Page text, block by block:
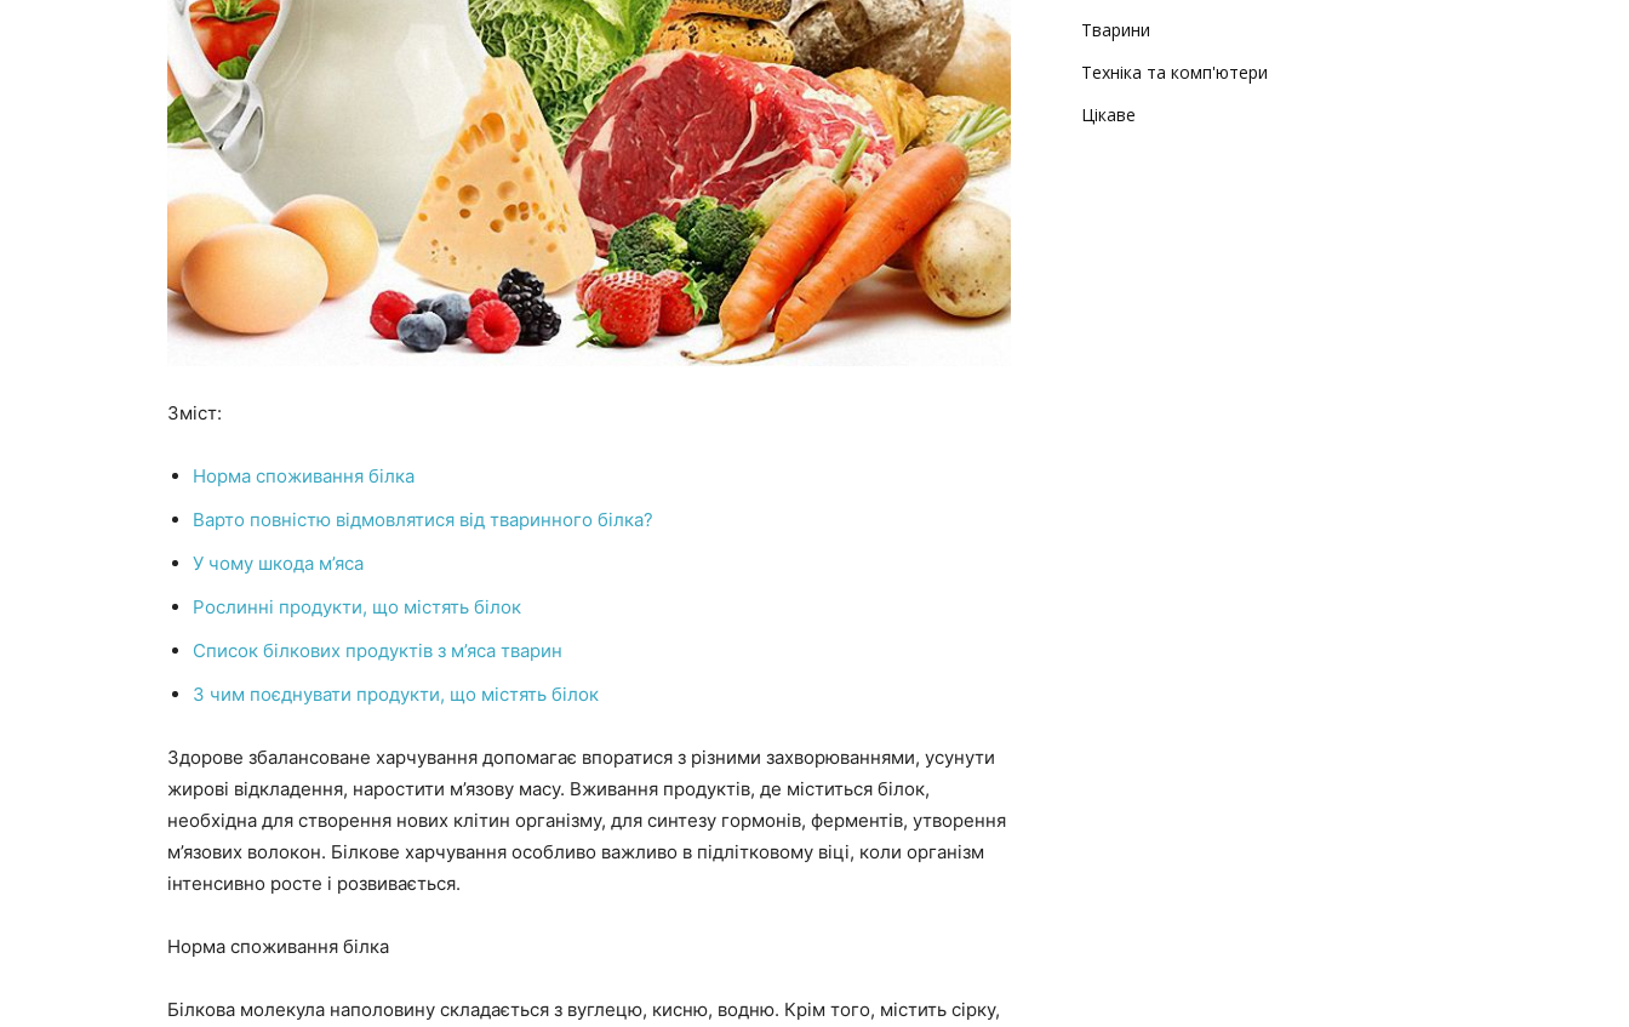
Зміст:
Норма споживання білка
Варто повністю відмовлятися від тваринного білка?
У чому шкода м’яса
Рослинні продукти, що містять білок
Список білкових продуктів з м’яса тварин
З чим поєднувати продукти, що містять білок
Здорове збалансоване харчування допомагає впоратися з різними захворюваннями, усунути
жирові відкладення, наростити м’язову масу. Вживання продуктів, де міститься білок,
необхідна для створення нових клітин організму, для синтезу гормонів, ферментів, утворення
м’язових волокон. Білкове харчування особливо важливо в підлітковому віці, коли організм
інтенсивно росте і розвивається.
Норма споживання білка
Білкова молекула наполовину складається з вуглецю, кисню, водню. Крім того, містить сірку,
Тварини
Техніка та комп'ютери
Цікаве